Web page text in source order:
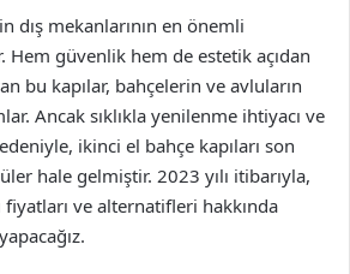
dış mekanlarının en önemli
Hem güvenlik hem de estetik açıdan
bu kapılar, bahçelerin ve avluların
Ancak sıklıkla yenilenme ihtiyacı ve
ikinci el bahçe kapıları son
hale gelmiştir. 2023 yılı itibarıyla,
fiyatları ve alternatifleri hakkında